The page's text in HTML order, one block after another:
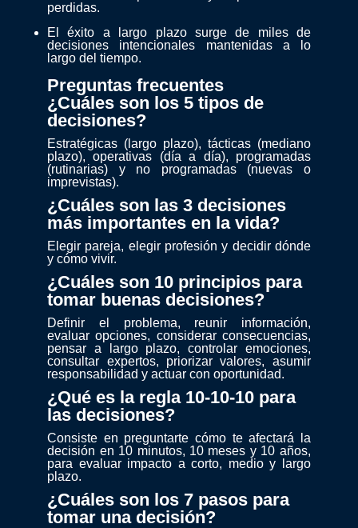
perdidas.
El éxito a largo plazo surge de miles de
decisiones intencionales mantenidas a lo
largo del tiempo.
Preguntas frecuentes
¿Cuáles son los 5 tipos de
decisiones?
Estratégicas (largo plazo), tácticas (mediano
plazo), operativas (día a día), programadas
(rutinarias) y no programadas (nuevas o
imprevistas).
¿Cuáles son las 3 decisiones
más importantes en la vida?
Elegir pareja, elegir profesión y decidir dónde
y cómo vivir.
¿Cuáles son 10 principios para
tomar buenas decisiones?
Definir el problema, reunir información,
evaluar opciones, considerar consecuencias,
pensar a largo plazo, controlar emociones,
consultar expertos, priorizar valores, asumir
responsabilidad y actuar con oportunidad.
¿Qué es la regla 10-10-10 para
las decisiones?
Consiste en preguntarte cómo te afectará la
decisión en 10 minutos, 10 meses y 10 años,
para evaluar impacto a corto, medio y largo
plazo.
¿Cuáles son los 7 pasos para
tomar una decisión?